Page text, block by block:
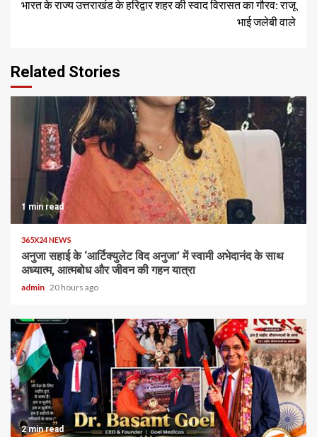
भारत के राज्य उत्तराखंड के हरिद्वार शहर की स्वाद विरासत का गौरव: राजू
भाई जलेबी वाले
Related Stories
1 min read
365X24 NEWS
अनुजा सहाई के ‘आर्टिक्युलेट विद अनुजा’ में स्वामी अभेदानंद के साथ
अध्यात्म, आत्मबोध और जीवन की गहन यात्रा
admin 20 hours ago
2 min read